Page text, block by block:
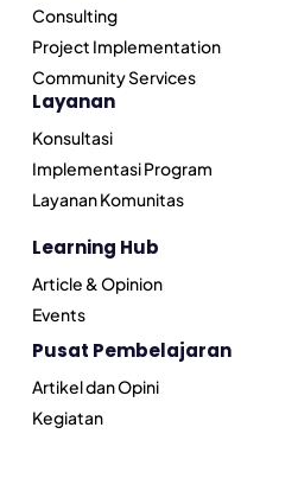
Consulting
Project Implementation
Community Services
Layanan
Konsultasi
Implementasi Program
Layanan Komunitas
Learning Hub
Article & Opinion
Events
Pusat Pembelajaran
Artikel dan Opini
Kegiatan